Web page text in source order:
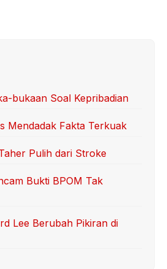
bukaan Soal Kepribadian
Mendadak Fakta Terkuak
Pulih dari Stroke
Bukti BPOM Tak
Lee Berubah Pikiran di